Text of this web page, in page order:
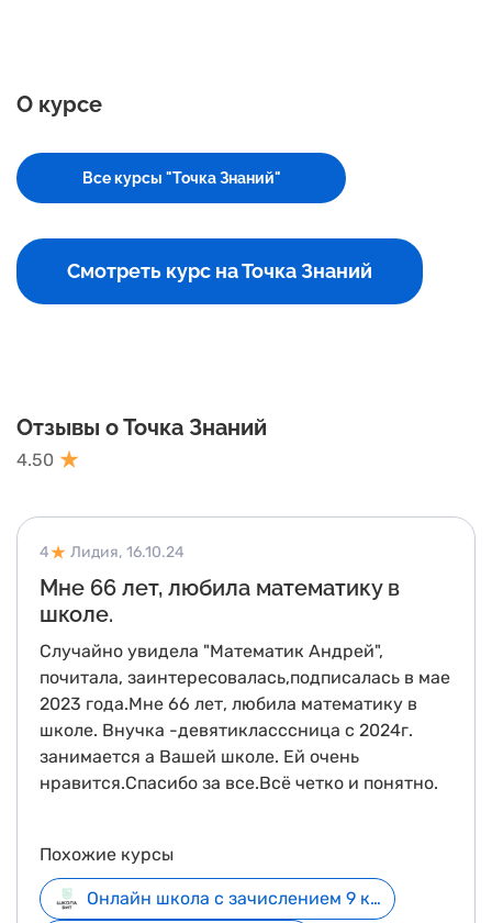
О курсе
Все курсы "Точка Знаний"
Смотреть курс на Точка Знаний
Отзывы о Точка Знаний
4.50
4 16.10.24
Лидия,
Мне 66 лет, любила математику в
школе.
Случайно увидела "Математик Андрей",
почитала, заинтересовалась,подписалась в мае
2023 года.Мне 66 лет, любила математику в
школе. Внучка -девятикласссница с 2024г.
занимается а Вашей школе. Ей очень
нравится.Спасибо за все.Всё четко и понятно.
Похожие курсы
Онлайн школа с зачислением 9 класс